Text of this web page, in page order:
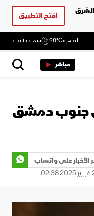
افتح التطبيق
القاهرة28°C سماء صافية
مباشر
جنوب دمشق
الأخبار على واتساب